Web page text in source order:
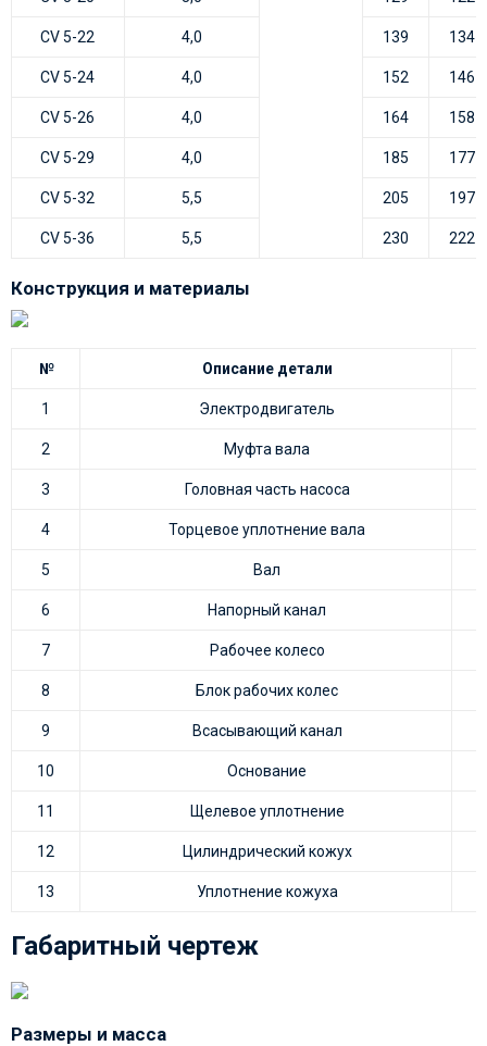
CV 5-22 4,0 139 134
CV 5-24 4,0 152 146
CV 5-26 4,0 164 158
CV 5-29 4,0 185 177
CV 5-32 5,5 205 197
CV 5-36 5,5 230 222
Конструкция и материалы
№ Описание детали
1 Электродвигатель
2 Муфта вала
3 Головная часть насоса
4 Торцевое уплотнение вала
5 Вал
6 Напорный канал
7 Рабочее колесо
8 Блок рабочих колес
9 Всасывающий канал
10 Основание
11 Щелевое уплотнение
12 Цилиндрический кожух
13 Уплотнение кожуха
Габаритный чертеж
Размеры и масса